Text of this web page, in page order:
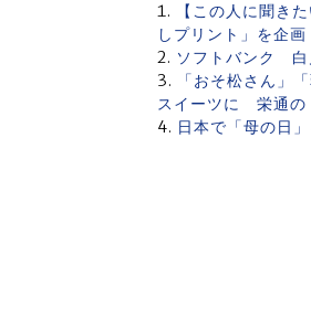
【この人に聞き
しプリント」を企
ソフトバンク 白
「おそ松さん」
スイーツに 栄通の
日本で「母の日